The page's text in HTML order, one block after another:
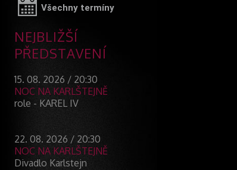
Všechny termíny
NEJBLIŽŠÍ
PŘEDSTAVENÍ
15. 08. 2026 / 20:30
NOC NA KARLŠTEJNĚ
role - KAREL IV
22. 08. 2026 / 20:30
NOC NA KARLŠTEJNĚ
Divadlo Karlstejn